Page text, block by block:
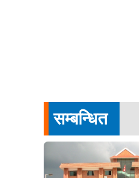
सम्बन्धित